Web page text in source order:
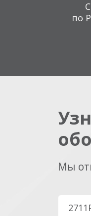
по
Мы